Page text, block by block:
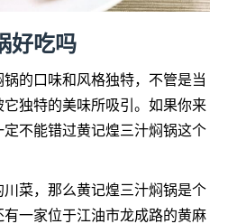
好吃吗
的口味和风格独特，不管是当
独特的美味所吸引。如果你来
不能错过黄记煌三汁焖锅这个
菜，那么黄记煌三汁焖锅是个
一家位于江油市龙成路的黄麻